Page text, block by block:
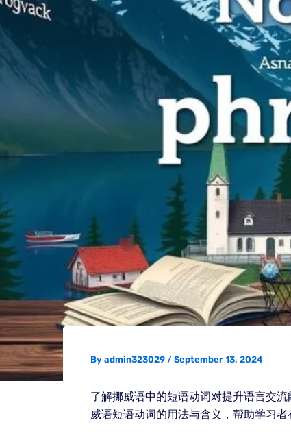
By admin323029 / September 13, 2024
了解挪威语中的短语动词对提升语言交
威语短语动词的用法与含义，帮助学习